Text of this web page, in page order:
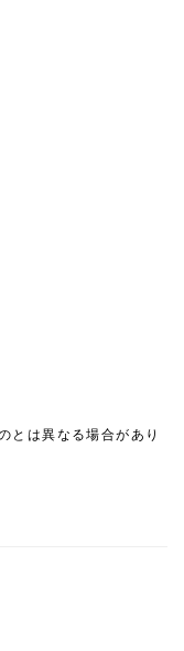
とは異なる場合があり